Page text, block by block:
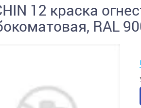
12 краска
RAL